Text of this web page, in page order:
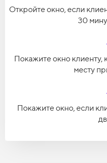
Откройте окно, если
30
Покажите окно клиенту,
месту
Покажите окно, если